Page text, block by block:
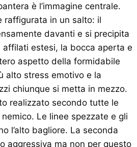
è l’immagine centrale.
raffigurata in un salto: il
davanti e si precipita
estesi, la bocca aperta e
aspetto della formidabile
alto stress emotivo e la
chiunque si metta in mezzo.
realizzato secondo tutte le
Le linee spezzate e gli
l’alto bagliore. La seconda
aggressiva ma non per questo